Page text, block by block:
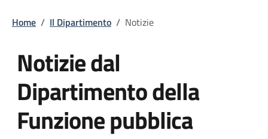
Home / Il Dipartimento / Notizie
Notizie dal
Dipartimento della
Funzione pubblica